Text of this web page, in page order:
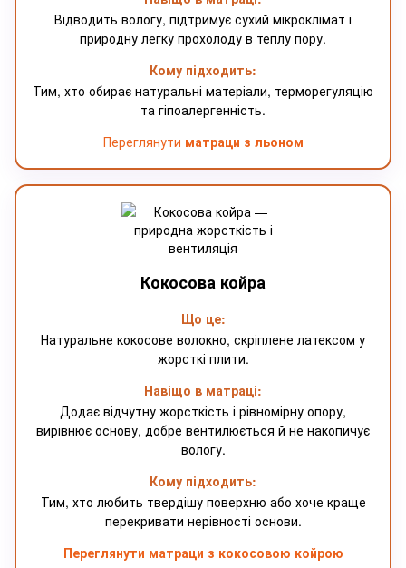
Відводить вологу, підтримує сухий мікроклімат і
природну легку прохолоду в теплу пору.
Кому підходить:
Тим, хто обирає натуральні матеріали, терморегуляцію
та гіпоалергенність.
Переглянути матраци з льоном
Кокосова койра
Що це:
Натуральне кокосове волокно, скріплене латексом у
жорсткі плити.
Навіщо в матраці:
Додає відчутну жорсткість і рівномірну опору,
вирівнює основу, добре вентилюється й не накопичує
вологу.
Кому підходить:
Тим, хто любить твердішу поверхню або хоче краще
перекривати нерівності основи.
Переглянути матраци з кокосовою койрою